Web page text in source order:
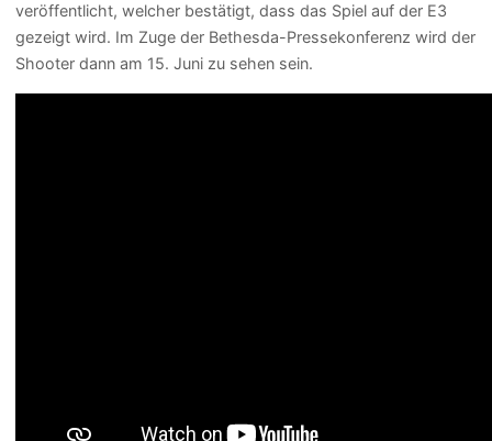
veröffentlicht, welcher bestätigt, dass das Spiel auf der E3
gezeigt wird. Im Zuge der Bethesda-Pressekonferenz wird der
Shooter dann am 15. Juni zu sehen sein.